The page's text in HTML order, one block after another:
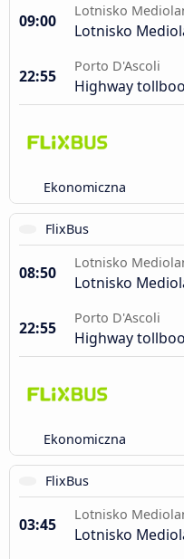
09:00
Lotnisko
Lotnisko
22:55
Porto D'Ascoli
Highway
Ekonomiczna
FlixBus
08:50
Lotnisko
Lotnisko
22:55
Porto D'Ascoli
Highway
Ekonomiczna
FlixBus
03:45
Lotnisko
Lotnisko